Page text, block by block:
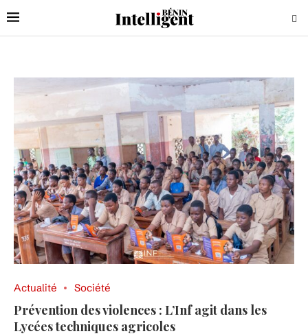
Actualité Société
Prévention des violences : L’Inf agit dans les
Lycées techniques agricoles